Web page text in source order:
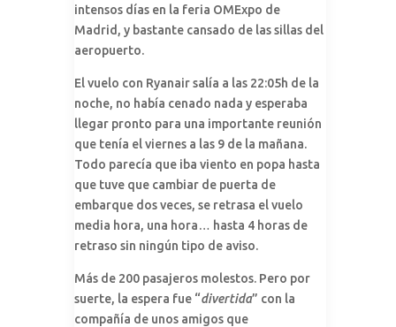
intensos días en la feria OMExpo de
Madrid, y bastante cansado de las sillas del
aeropuerto.
El vuelo con Ryanair salía a las 22:05h de la
noche, no había cenado nada y esperaba
llegar pronto para una importante reunión
que tenía el viernes a las 9 de la mañana.
Todo parecía que iba viento en popa hasta
que tuve que cambiar de puerta de
embarque dos veces, se retrasa el vuelo
media hora, una hora… hasta 4 horas de
retraso sin ningún tipo de aviso.
Más de 200 pasajeros molestos. Pero por
suerte, la espera fue “divertida” con la
compañía de unos amigos que